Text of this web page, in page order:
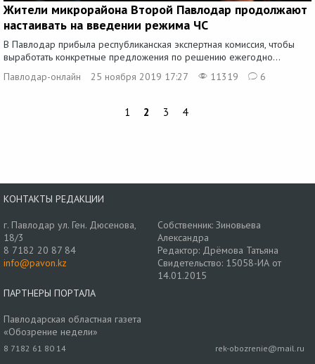
Жители микрорайона Второй Павлодар продолжают
настаивать на введении режима ЧС
В Павлодар прибыла республиканская экспертная комиссия, чтобы
выработать конкретные предложения по решению ежегодно...
Павлодар-онлайн
25 ноября 2019 17:27 11319 6
1 2 3 4
КОНТАКТЫ РЕДАКЦИИ
г. Павлодар ул. Ген. Дюсенова,
18/3
8 7182 20 87 84
info@pavon.kz
Собственник: Зиновьева
Александра
Редактор: Дрёмова Татьяна
Свидетельство: 15058-ИА от
14.01.2015
ПАРТНЕРЫ ПОРТАЛА
Павлодарская областная газета
«Обозрение недели»
8 7182 61 80 14 rek-obozrenie@mail.ru